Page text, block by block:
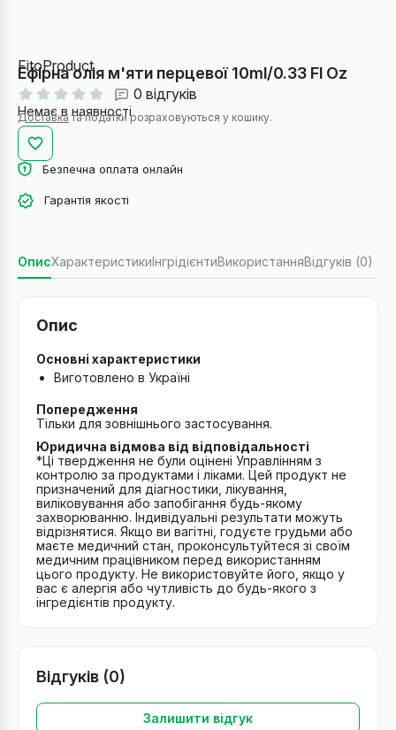
FitoProduct
Ефірна олія м'яти перцевої 10ml/0.33 Fl Oz
0 відгуків
Немає в наявності
Доставка та податки розраховуються у кошику.
Безпечна оплата онлайн
Гарантія якості
ОписХарактеристикиІнгрідієнтиВикористанняВідгуків (0)
Опис
Основні характеристики
Виготовлено в Україні
Попередження
Тільки для зовнішнього застосування.
Юридична відмова від відповідальності
*Ці твердження не були оцінені Управлінням з
контролю за продуктами і ліками. Цей продукт не
призначений для діагностики, лікування,
виліковування або запобігання будь-якому
захворюванню. Індивідуальні результати можуть
відрізнятися. Якщо ви вагітні, годуєте грудьми або
маєте медичний стан, проконсультуйтеся зі своїм
медичним працівником перед використанням
цього продукту. Не використовуйте його, якщо у
вас є алергія або чутливість до будь-якого з
інгредієнтів продукту.
Відгуків (0)
Залишити відгук